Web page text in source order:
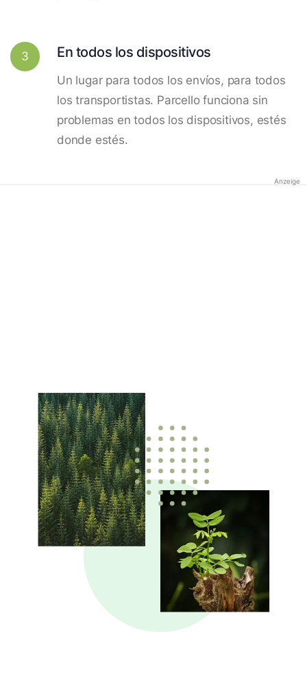
3 En todos los dispositivos
Un lugar para todos los envíos, para todos
los transportistas. Parcello funciona sin
problemas en todos los dispositivos, estés
donde estés.
Anzeige